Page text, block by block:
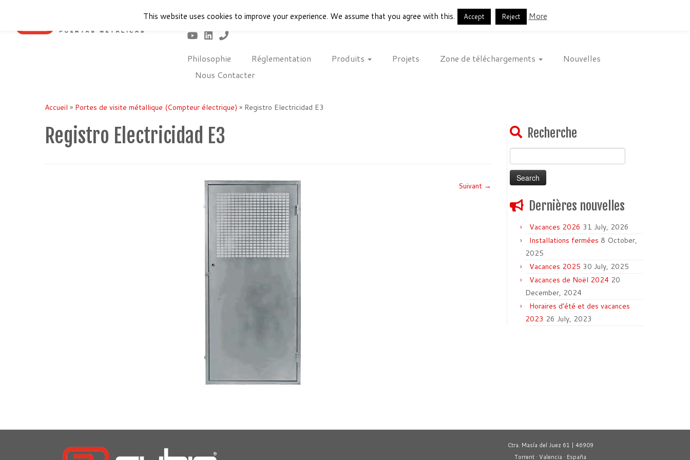
Philosophie Réglementation Produits Projets Zone de téléchargements
Nouvelles
Nous Contacter
Accueil » Portes de visite métallique (Compteur électrique) » Registro Electricidad E3
Registro Electricidad E3
Suivant →
Recherche
for:
Dernières nouvelles
Vacances 2026 31 July, 2026
Installations fermées 8 October,
2025
Vacances 2025 30 July, 2025
Vacances de Noël 2024 20
December, 2024
Horaires d’été et des vacances
2023 26 July, 2023
Ctra. Masía del Juez 61 | 46909
Torrent · Valencia · España
This website uses cookies to improve your experience. We assume that you agree with this. Accept Reject More